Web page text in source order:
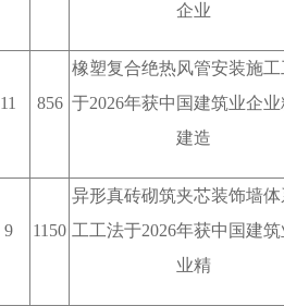
企业
11 856
橡塑复合绝热风管安装施
于2026年获中国建筑业企业
建造
9 1150
异形真砖砌筑夹芯装饰墙
工工法于2026年获中国建筑
业精